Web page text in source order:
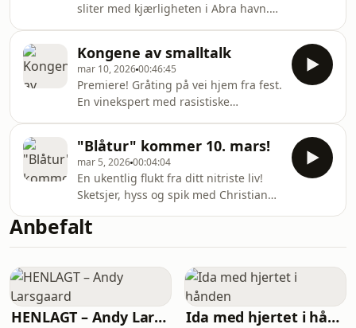
sliter med kjærligheten i Abra havn.
NRK Radio
Kongene av smalltalk
mar 10, 202600:46:45
Premiere! Gråting på vei hjem fra fest.
En vinekspert med rasistiske
Radio
"Blåtur" kommer 10. mars!
mar 5, 202600:04:04
En ukentlig flukt fra ditt nitriste liv!
Sketsjer, hyss og spik med Christian
Emil Berntsen. Premiere 10. mars. Hør
episoden i appen NRK Radio
Anbefalt
HENLAGT – Andy Larsgaard Ida med hjertet i hånden